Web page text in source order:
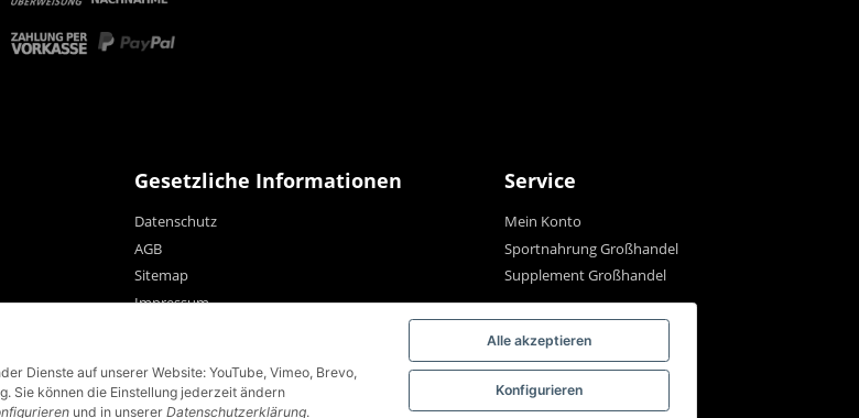
Alle akzeptieren
Konfigurieren
Dienste auf unserer Website: YouTube, Vimeo, Brevo,
Sie können die Einstellung jederzeit ändern
und in unserer Datenschutzerklärung.
Gesetzliche Informationen
Datenschutz
AGB
Sitemap
Impressum
Service
Mein Konto
Sportnahrung Großhandel
Supplement Großhandel